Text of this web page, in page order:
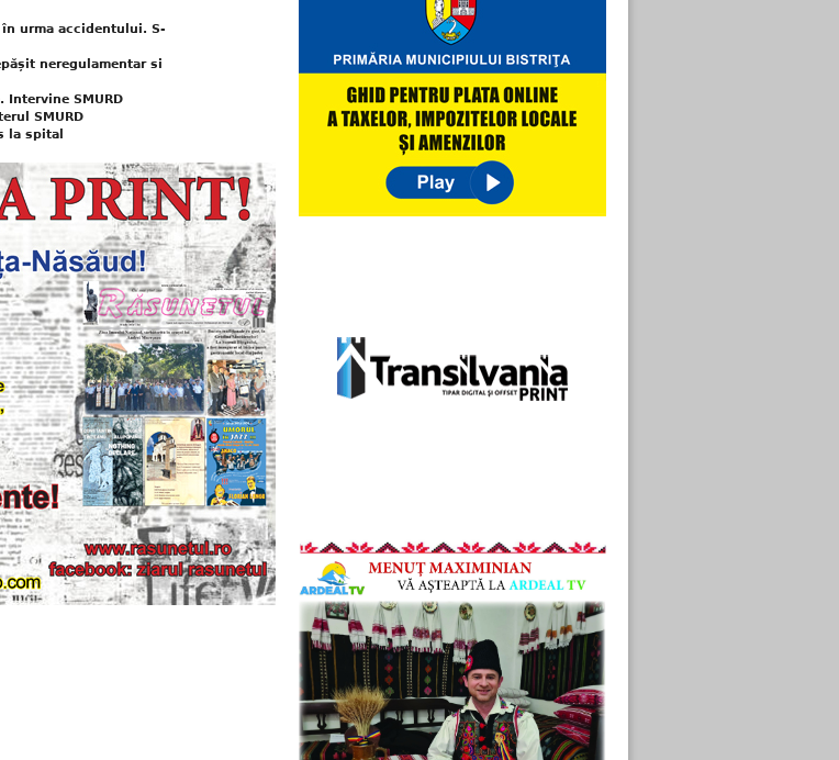
urma accidentului. S-
neregulamentar si
SMURD
SMURD
la spital